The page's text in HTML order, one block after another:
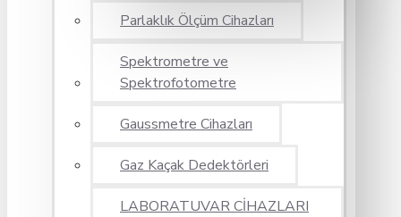
Parlaklık Ölçüm Cihazları
Spektrometre ve
Spektrofotometre
Gaussmetre Cihazları
Gaz Kaçak Dedektörleri
LABORATUVAR CİHAZLARI